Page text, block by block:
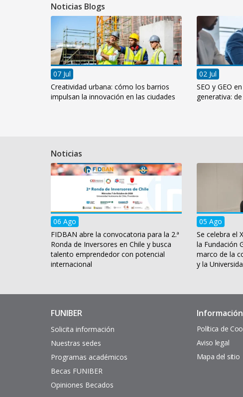
Noticias Blogs
07 Jul
Creatividad urbana: cómo los barrios
impulsan la innovación en las ciudades
02 Jul
SEO y GEO
generativa:
Noticias
06 Ago
FIDBAN abre la convocatoria para la 2.ª
Ronda de Inversores en Chile y busca
talento emprendedor con potencial
internacional
05 Ago
Se celebra el
la Fundación
marco de la
y la
Enlaces
interés
FUNIBER
Solicita información
Nuestras sedes
Programas académicos
Becas FUNIBER
Opiniones Becados
Pie
página
Política de
Aviso legal
Mapa del sitio